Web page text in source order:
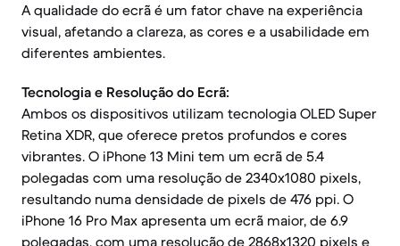
A qualidade do ecrã é um fator chave na experiência
visual, afetando a clareza, as cores e a usabilidade em
diferentes ambientes.
Tecnologia e Resolução do Ecrã:
Ambos os dispositivos utilizam tecnologia OLED Super
Retina XDR, que oferece pretos profundos e cores
vibrantes. O iPhone 13 Mini tem um ecrã de 5.4
polegadas com uma resolução de 2340x1080 pixels,
resultando numa densidade de pixels de 476 ppi. O
iPhone 16 Pro Max apresenta um ecrã maior, de 6.9
polegadas, com uma resolução de 2868x1320 pixels e